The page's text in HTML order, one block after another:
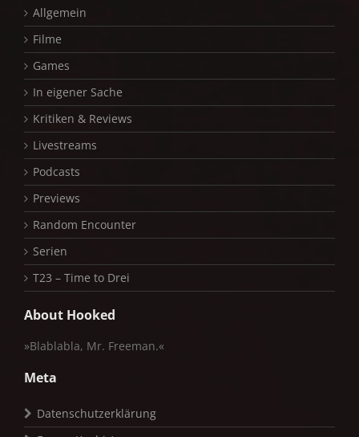
Allgemein
Filme
Games
In eigener Sache
Kritiken & Reviews
Livestreams
Podcasts
Previews
Random Encounter
Serien
T23 – Time to Drei
About Hooked
»Blablabla, Mr. Freeman.«
Meta
Datenschutzerklärung